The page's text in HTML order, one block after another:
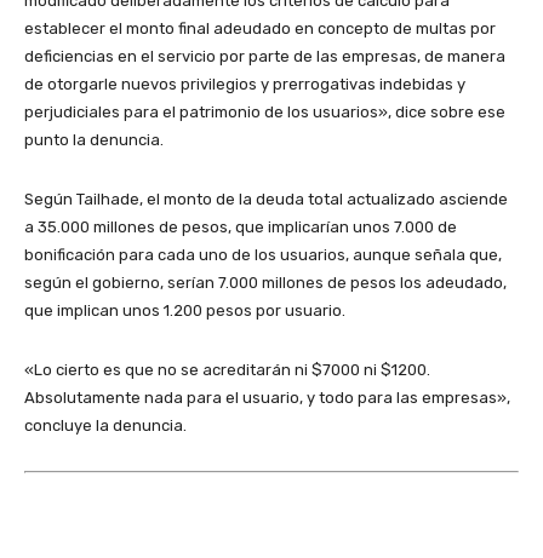
establecer el monto final adeudado en concepto de multas por
deficiencias en el servicio por parte de las empresas, de manera
de otorgarle nuevos privilegios y prerrogativas indebidas y
perjudiciales para el patrimonio de los usuarios», dice sobre ese
punto la denuncia.
Según Tailhade, el monto de la deuda total actualizado asciende
a 35.000 millones de pesos, que implicarían unos 7.000 de
bonificación para cada uno de los usuarios, aunque señala que,
según el gobierno, serían 7.000 millones de pesos los adeudado,
que implican unos 1.200 pesos por usuario.
«Lo cierto es que no se acreditarán ni $7000 ni $1200.
Absolutamente nada para el usuario, y todo para las empresas»,
concluye la denuncia.